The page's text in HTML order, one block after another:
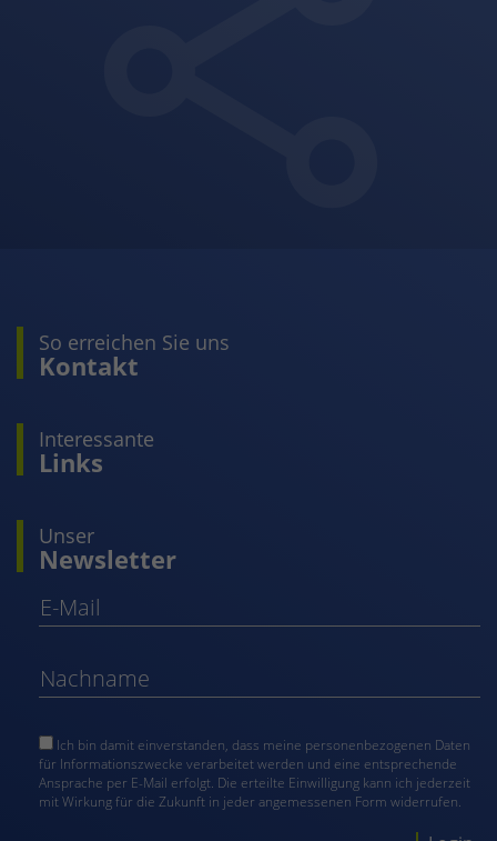
So erreichen Sie uns
Kontakt
Interessante
Links
Unser
Newsletter
Ich bin damit einverstanden, dass meine personenbezogenen Daten
für Informationszwecke verarbeitet werden und eine entsprechende
Ansprache per E-Mail erfolgt. Die erteilte Einwilligung kann ich jederzeit
mit Wirkung für die Zukunft in jeder angemessenen Form widerrufen.